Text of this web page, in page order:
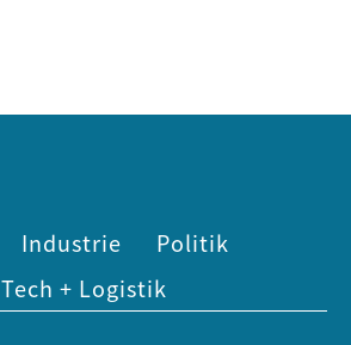
Industrie
Politik
Tech + Logistik